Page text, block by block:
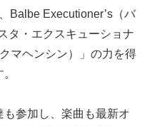
Balbe Executioner’s（バ
タ・エクスキューショナ
マヘンシン）」の力を得
参加し、楽曲も最新オ